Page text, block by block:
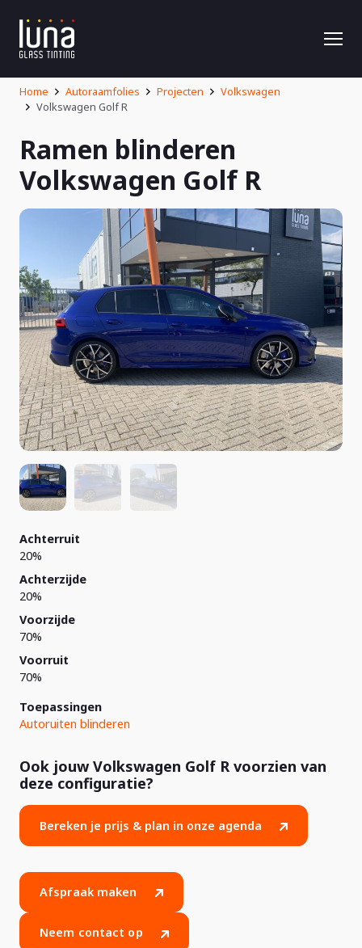
Home Autoraamfolies Projecten
Volkswagen
Volkswagen Golf R
Ramen blinderen
Volkswagen Golf R
Achterruit
20%
Achterzijde
20%
Voorzijde
70%
Voorruit
70%
Toepassingen
Autoruiten blinderen
Ook jouw Volkswagen Golf R voorzien van
deze configuratie?
Bereken je prijs & plan in onze agenda
Afspraak maken
Neem contact op